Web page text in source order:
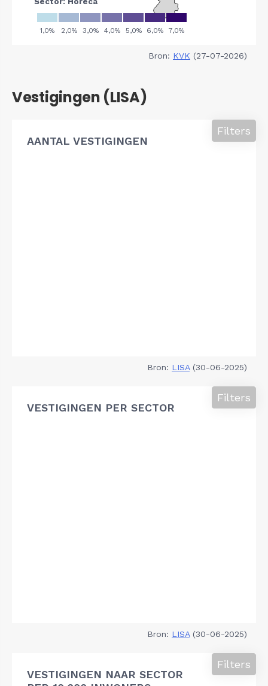
Bron: KVK (27-07-2026)
Vestigingen (LISA)
AANTAL VESTIGINGEN
Filters
Bron: LISA(30-06-2025)
VESTIGINGEN PER SECTOR
Filters
Bron: LISA(30-06-2025)
VESTIGINGEN NAAR SECTOR
Filters